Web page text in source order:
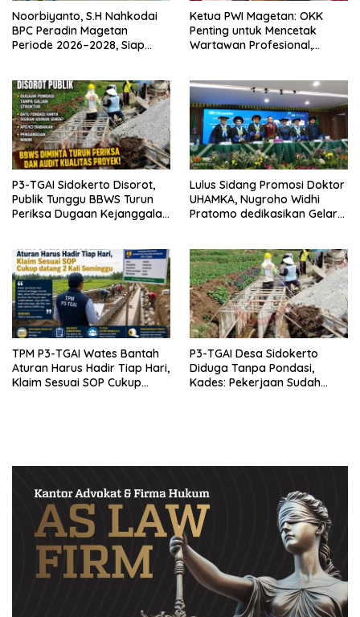
Noorbiyanto, S.H Nahkodai
BPC Peradin Magetan
Periode 2026–2028, Siap
Ketua PWI Magetan: OKK
Penting untuk Mencetak
Wartawan Profesional,
P3-TGAI Sidokerto Disorot,
Publik Tunggu BBWS Turun
Periksa Dugaan Kejanggalan
Lulus Sidang Promosi Doktor
UHAMKA, Nugroho Widhi
Pratomo dedikasikan Gelar
TPM P3-TGAI Wates Bantah
Aturan Harus Hadir Tiap Hari,
Klaim Sesuai SOP Cukup
P3-TGAI Desa Sidokerto
Diduga Tanpa Pondasi,
Kades: Pekerjaan Sudah